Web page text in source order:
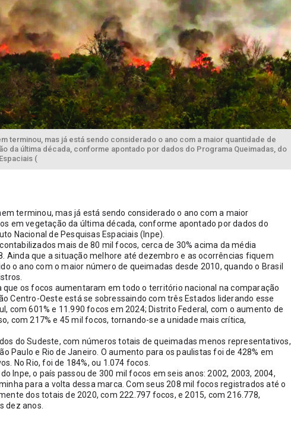
terminou, mas já está sendo considerado o ano com a maior quantidade de
da última década, conforme apontado por dados do Programa Queimadas, do
(
terminou, mas já está sendo considerado o ano com a maior
em vegetação da última década, conforme apontado por dados do
Nacional de Pesquisas Espaciais (Inpe).
mais de 80 mil focos, cerca de 30% acima da média
Ainda que a situação melhore até dezembro e as ocorrências fiquem
o ano com o maior número de queimadas desde 2010, quando o Brasil
os focos aumentaram em todo o território nacional na comparação
Centro-Oeste está se sobressaindo com três Estados liderando esse
com 601% e 11.990 focos em 2024; Distrito Federal, com o aumento de
com 217% e 45 mil focos, tornando-se a unidade mais crítica,
do Sudeste, com números totais de queimadas menos representativos,
Paulo e Rio de Janeiro. O aumento para os paulistas foi de 428% em
No Rio, foi de 184%, ou 1.074 focos.
Inpe, o país passou de 300 mil focos em seis anos: 2002, 2003, 2004,
para a volta dessa marca. Com seus 208 mil focos registrados até o
dos totais de 2020, com 222.797 focos, e 2015, com 216.778,
dez anos.